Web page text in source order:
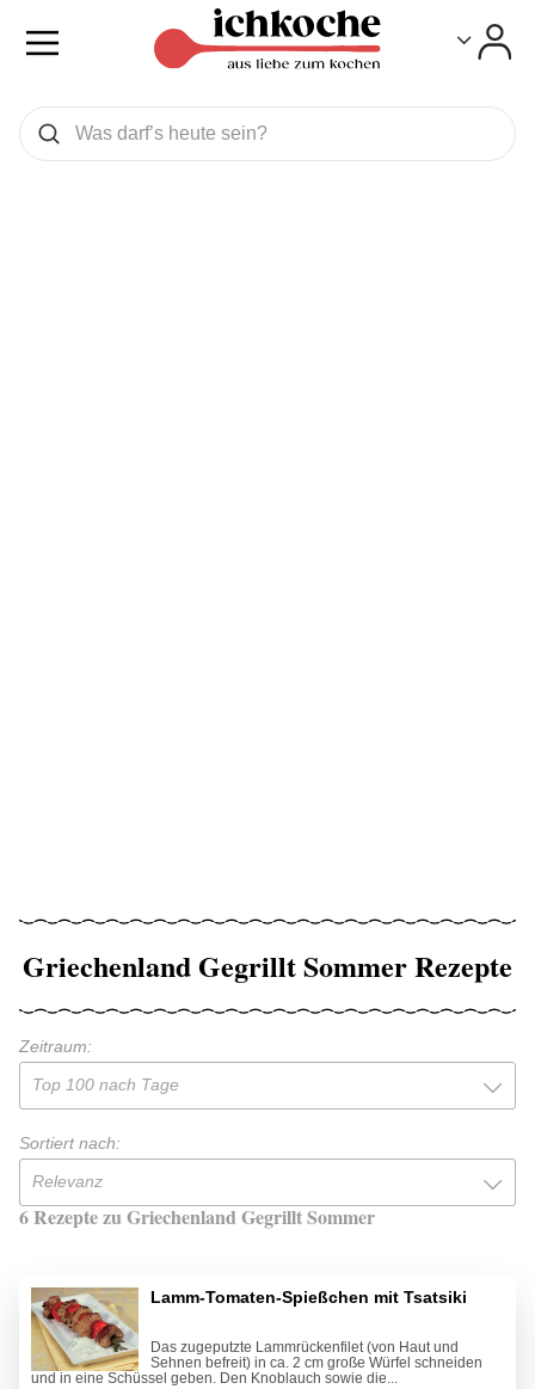
Was wollen Sie suchen
Suchen
Griechenland Gegrillt Sommer Rezepte
Zeitraum:
Top 100 nach Tage
Sortiert nach:
Relevanz
6 Rezepte zu Griechenland Gegrillt Sommer
Lamm-Tomaten-Spießchen mit Tsatsiki
Das zugeputzte Lammrückenfilet (von Haut und
Sehnen befreit) in ca. 2 cm große Würfel schneiden
und in eine Schüssel geben. Den Knoblauch sowie die...